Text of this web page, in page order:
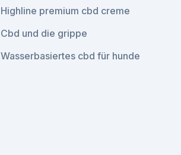
Highline premium cbd creme
Cbd und die grippe
Wasserbasiertes cbd für hunde